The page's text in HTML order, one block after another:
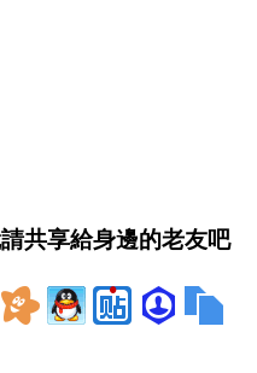
鷗和波濤這便是成都九江
共享給身邊的老友吧